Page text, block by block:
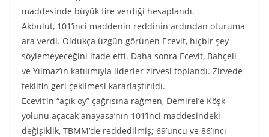
maddesinde büyük fire verdiği hesaplandı.
Akbulut, 101’inci maddenin reddinin ardından oturuma
ara verdi. Oldukça üzgün görünen Ecevit, hiçbir şey
söylemeyeceğini ifade etti. Daha sonra Ecevit, Bahçeli
ve Yılmaz’ın katılımıyla liderler zirvesi toplandı. Zirvede
teklifin geri çekilmesi kararlaştırıldı.
Ecevit’in “açık oy” çağrısına rağmen, Demirel’e Köşk
yolunu açacak anayasa’nın 101’inci maddesindeki
değişiklik, TBMM’de reddedilmiş; 69’uncu ve 86’ıncı